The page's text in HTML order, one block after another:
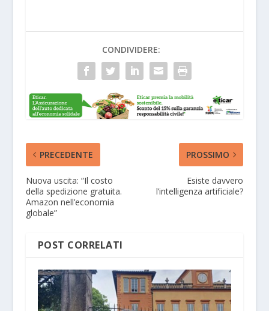
CONDIVIDERE:
PRECEDENTE
Nuova uscita: “Il costo
della spedizione gratuita.
Amazon nell’economia
globale”
PROSSIMO
Esiste davvero
l’intelligenza artificiale?
POST CORRELATI